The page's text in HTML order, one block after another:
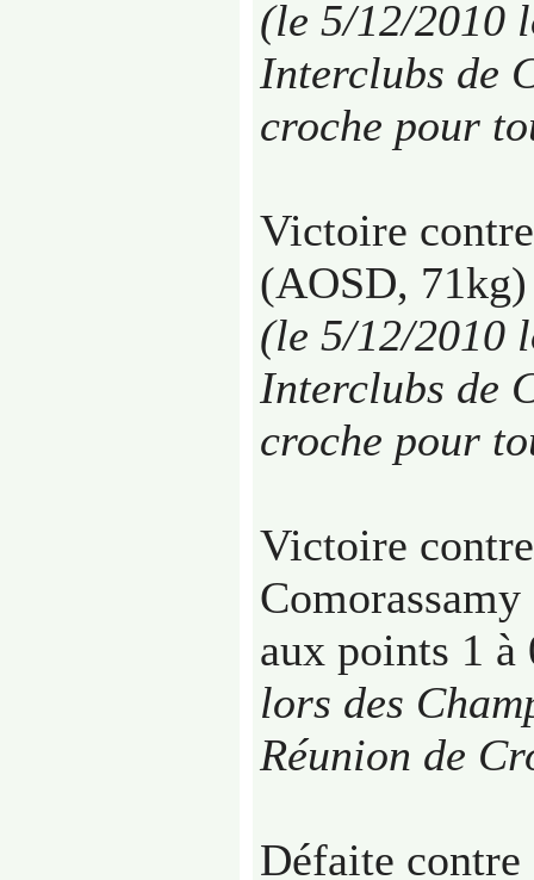
(le 5/12/2010
Interclubs de
croche pour
Victoire
(AOSD,
(le 5/12/2010
Interclubs de
croche pour
Victoire
aux points 1
lors des
Réunion de
Défaite contre